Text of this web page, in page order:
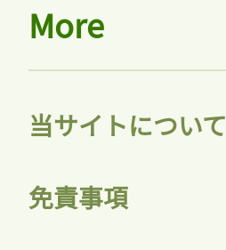
More
当サイトについて
免責事項